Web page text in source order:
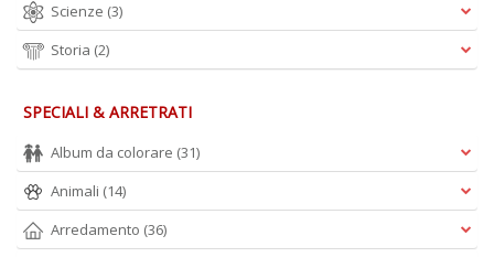
Scienze (3)
Storia (2)
SPECIALI & ARRETRATI
Album da colorare (31)
Animali (14)
Arredamento (36)